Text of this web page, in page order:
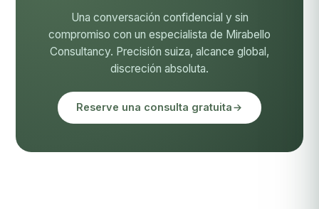
Una conversación confidencial y sin
compromiso con un especialista de Mirabello
Consultancy. Precisión suiza, alcance global,
discreción absoluta.
Reserve una consulta gratuita